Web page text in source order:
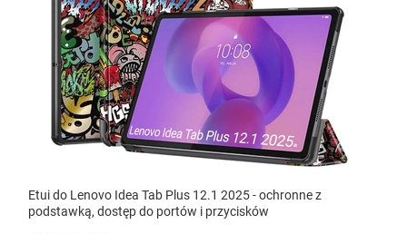
Etui do Lenovo Idea Tab Plus 12.1 2025 - ochronne z
podstawką, dostęp do portów i przycisków